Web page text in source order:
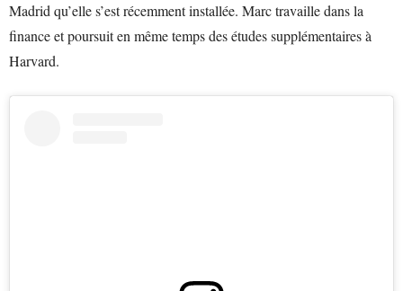
Madrid qu’elle s’est récemment installée. Marc travaille dans la
finance et poursuit en même temps des études supplémentaires à
Harvard.